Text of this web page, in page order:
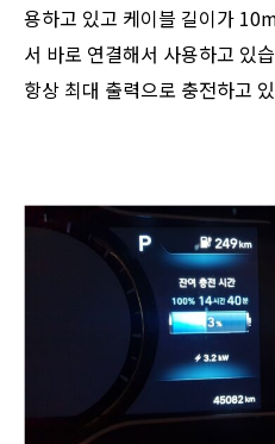
용하고 있고 케이블 길이가
서 바로 연결해서 사용하고 있
항상 최대 출력으로 충전하고